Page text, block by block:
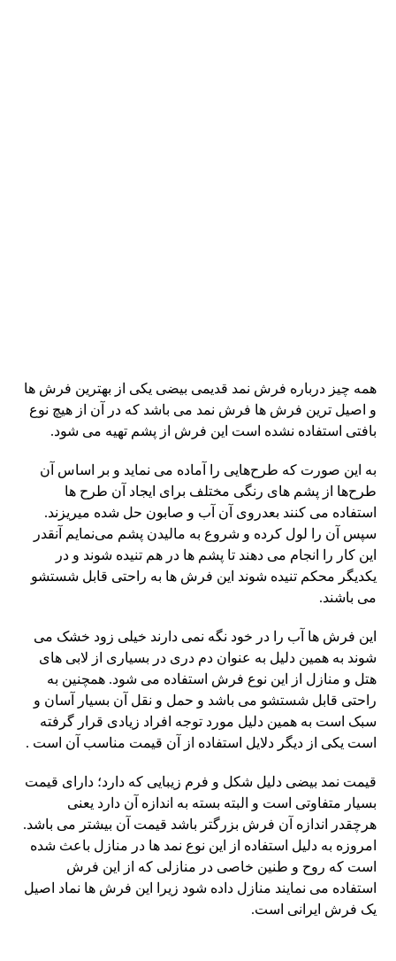
همه چیز درباره فرش نمد قدیمی بیضی یکی از بهترین فرش ها
و اصیل ترین فرش ها فرش نمد می باشد که در آن از هیچ نوع
بافتی استفاده نشده است این فرش از پشم تهیه می شود.
به این صورت که طرح‌هایی را آماده می نماید و بر اساس آن
طرح‌ها از پشم های رنگی مختلف برای ایجاد آن طرح ها
استفاده می کنند بعدروی آن آب و صابون حل شده میریزند.
سپس آن را لول کرده و شروع به مالیدن پشم می‌نمایم آنقدر
این کار را انجام می دهند تا پشم ها در هم تنیده شوند و در
یکدیگر محکم تنیده شوند این فرش ها به راحتی قابل شستشو
می باشند.
این فرش ها آب را در خود نگه نمی دارند خیلی زود خشک می
شوند به همین دلیل به عنوان دم دری در بسیاری از لابی های
هتل و منازل از این نوع فرش استفاده می شود. همچنین به
راحتی قابل شستشو می باشد و حمل و نقل آن بسیار آسان و
سبک است به همین دلیل مورد توجه افراد زیادی قرار گرفته
است یکی از دیگر دلایل استفاده از آن قیمت مناسب آن است .
قیمت نمد بیضی دلیل شکل و فرم زیبایی که دارد؛ دارای قیمت
بسیار متفاوتی است و البته بسته به اندازه آن دارد یعنی
هرچقدر اندازه آن فرش بزرگتر باشد قیمت آن بیشتر می باشد.
امروزه به دلیل استفاده از این نوع نمد ها در منازل باعث شده
است که روح و طنین خاصی در منازلی که از این فرش
استفاده می نمایند منازل داده شود زیرا این فرش ها نماد اصیل
یک فرش ایرانی است.